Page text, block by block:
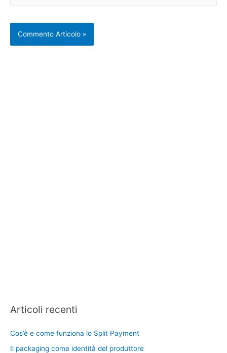
Articoli recenti
Cos’è e come funziona lo Split Payment
Il packaging come identità del produttore